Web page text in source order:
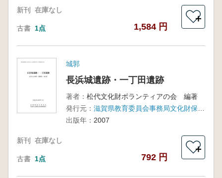
新刊 在庫なし
古書 1点 1,584 円
＋
城郭
長浜城遺跡・一丁田遺跡
著者： 松代文化財ボランティアの会 編著
発行元：
出版年： 2007
新刊 在庫なし
古書 1点 792 円
＋